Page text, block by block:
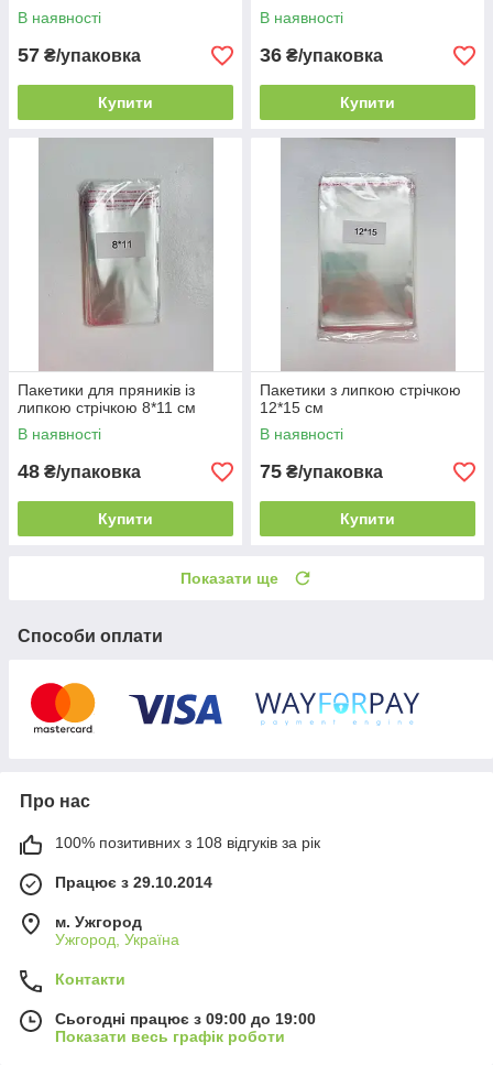
В наявності
57 ₴/упаковка
Купити
В наявності
36 ₴/упаковка
Купити
Пакетики для пряників із
липкою стрічкою 8*11 см
В наявності
48 ₴/упаковка
Купити
Пакетики з липкою стрічкою
12*15 см
В наявності
75 ₴/упаковка
Купити
Показати ще
Способи оплати
Про нас
100% позитивних з 108 відгуків за рік
Працює з 29.10.2014
м. Ужгород
Ужгород, Україна
Контакти
Сьогодні працює з 09:00 до 19:00
Показати весь графік роботи